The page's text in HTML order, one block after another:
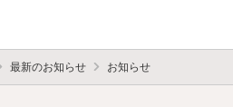
最新のお知らせ お知らせ